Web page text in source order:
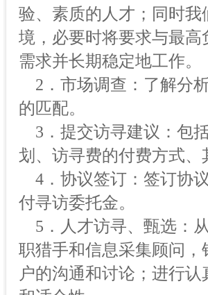
验、素质的人才；同时
境，必要时将要求与最
需求并长期稳定地工作。
2．市场调查：了解分
的匹配。
3．提交访寻建议：包
划、访寻费的付费方式、
4．协议签订：签订协
付寻访委托金。
5．人才访寻、甄选：
职猎手和信息采集顾问
户的沟通和讨论；进行